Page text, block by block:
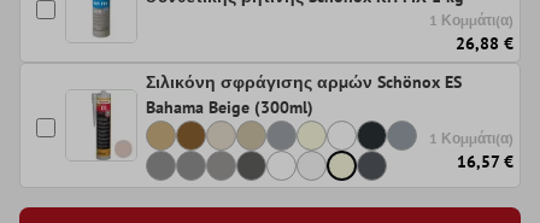
1 Κομμάτι(α)
26,88 €
Σιλικόνη σφράγισης αρμών Schönox ES
Bahama Beige (300ml)
1 Κομμάτι(α)
16,57 €